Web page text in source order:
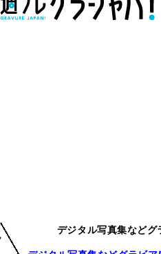
デジタル写真集など